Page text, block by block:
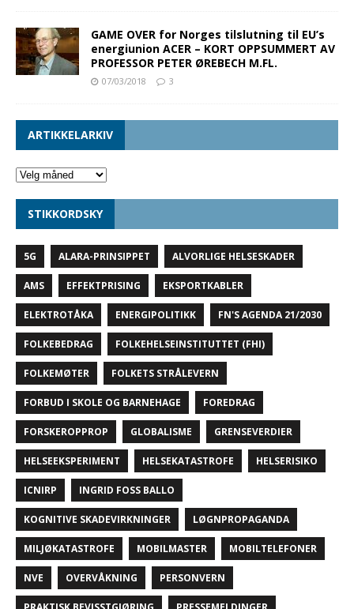
GAME OVER for Norges tilslutning til EU’s
energiunion ACER – KORT OPPSUMMERT AV
PROFESSOR PETER ØREBECH M.FL.
07/03/2018 3
ARTIKKELARKIV
STIKKORDSKY
5G ALARA-PRINSIPPET ALVORLIGE HELSESKADER
AMS EFFEKTPRISING EKSPORTKABLER
ELEKTROTÅKA ENERGIPOLITIKK FN'S AGENDA 21/2030
FOLKEBEDRAG FOLKEHELSEINSTITUTTET (FHI)
FOLKEMØTER FOLKETS STRÅLEVERN
FORBUD I SKOLE OG BARNEHAGE FOREDRAG
FORSKEROPPROP GLOBALISME GRENSEVERDIER
HELSEEKSPERIMENT HELSEKATASTROFE HELSERISIKO
ICNIRP INGRID FOSS BALLO
KOGNITIVE SKADEVIRKNINGER LØGNPROPAGANDA
MILJØKATASTROFE MOBILMASTER MOBILTELEFONER
NVE OVERVÅKNING PERSONVERN